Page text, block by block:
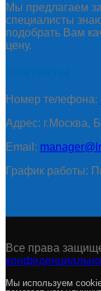
Мы предлагаем
специалисты
подобрать Вам
цену.
Номер телефона:
Адрес: г.Москва,
Email:
График работы:
Все права
Мы используем